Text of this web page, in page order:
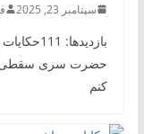
سپتامبر 23, 2025
حضرت سری سقطی
کنم